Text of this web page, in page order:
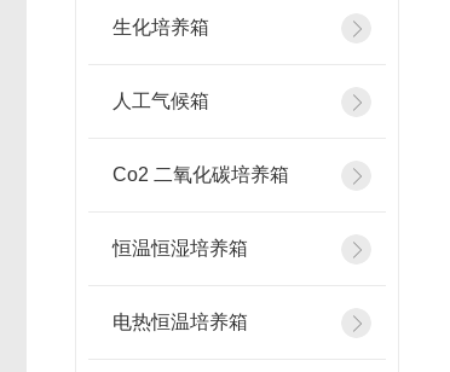
生化培养箱
人工气候箱
Co2 二氧化碳培养箱
恒温恒湿培养箱
电热恒温培养箱